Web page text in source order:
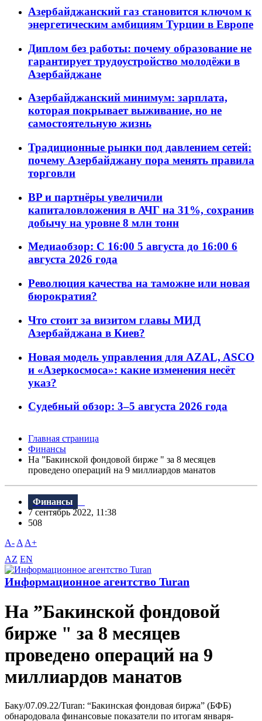
Азербайджанский газ становится ключом к
энергетическим амбициям Турции в Европе
Диплом без работы: почему образование не
гарантирует трудоустройство молодёжи в
Азербайджане
Азербайджанский минимум: зарплата,
которая покрывает выживание, но не
самостоятельную жизнь
Традиционные рынки под давлением сетей:
почему Азербайджану пора менять правила
торговли
BP и партнёры увеличили
капиталовложения в АЧГ на 31%, сохранив
добычу на уровне 8 млн тонн
Медиаобзор: С 16:00 5 августа до 16:00 6
августа 2026 года
Революция качества на таможне или новая
бюрократия?
Что стоит за визитом главы МИД
Азербайджана в Киев?
Новая модель управления для AZAL, ASCO
и «Азеркосмоса»: какие изменения несёт
указ?
Судебный обзор: 3–5 августа 2026 года
Главная страница
Финансы
На ”Бакинской фондовой бирже " за 8 месяцев
проведено операций на 9 миллиардов манатов
Финансы
7 сентябрь 2022, 11:38
508
A- A A+
AZ EN
Информационное агентство Turan
На ”Бакинской фондовой
бирже " за 8 месяцев
проведено операций на 9
миллиардов манатов
Баку/07.09.22/Turan: “Бакинская фондовая биржа” (БФБ)
обнародовала финансовые показатели по итогам января-